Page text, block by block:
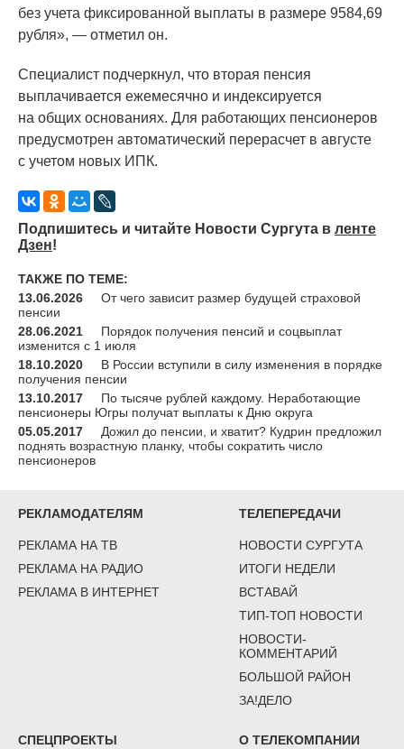
без учета фиксированной выплаты в размере 9584,69
рубля», — отметил он.
Специалист подчеркнул, что вторая пенсия
выплачивается ежемесячно и индексируется
на общих основаниях. Для работающих пенсионеров
предусмотрен автоматический перерасчет в августе
с учетом новых ИПК.
Подпишитесь и читайте Новости Сургута в ленте
Дзен!
ТАКЖЕ ПО ТЕМЕ:
13.06.2026
От чего зависит размер будущей страховой
пенсии
28.06.2021
Порядок получения пенсий и соцвыплат
изменится с 1 июля
18.10.2020
В России вступили в силу изменения в порядке
получения пенсии
13.10.2017
По тысяче рублей каждому. Неработающие
пенсионеры Югры получат выплаты к Дню округа
05.05.2017
Дожил до пенсии, и хватит? Кудрин предложил
поднять возрастную планку, чтобы сократить число
пенсионеров
РЕКЛАМОДАТЕЛЯМ
РЕКЛАМА НА ТВ
РЕКЛАМА НА РАДИО
РЕКЛАМА В ИНТЕРНЕТ
ТЕЛЕПЕРЕДАЧИ
НОВОСТИ СУРГУТА
ИТОГИ НЕДЕЛИ
ВСТАВАЙ
ТИП-ТОП НОВОСТИ
НОВОСТИ-
КОММЕНТАРИЙ
БОЛЬШОЙ РАЙОН
ЗА!ДЕЛО
СПЕЦПРОЕКТЫ О ТЕЛЕКОМПАНИИ